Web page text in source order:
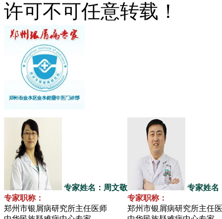
许可不可任意转载！
专家姓名：周文敬
专家职称：
郑州市银屑病研究所主任医师
专家姓名
专家职称：
郑州市银屑病研究所主任